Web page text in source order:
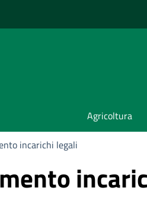
Agricoltura
incarichi legali